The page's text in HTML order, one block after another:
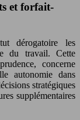
et forfait-
dérogatoire les
du travail. Cette
concerne
autonomie dans
stratégiques
supplémentaires